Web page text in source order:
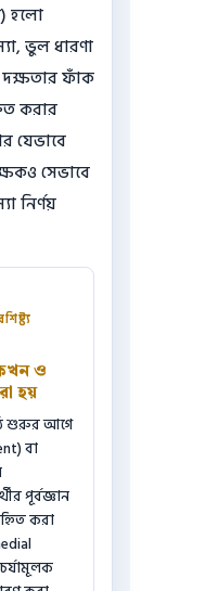
হলো
ভুল ধারণা
ফাঁক
করার
যেভাবে
সেভাবে
নির্ণয়
ও
হয়
শুরুর আগে
বা
পূর্বজ্ঞান
করা